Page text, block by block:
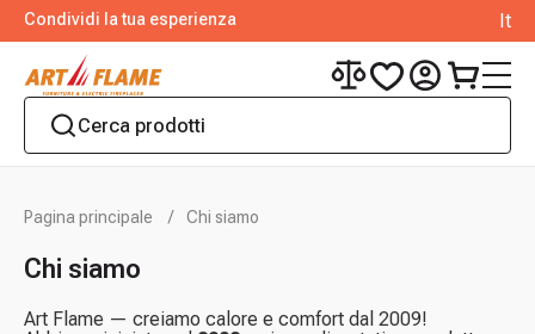
Condividi la tua esperienza It
Pagina principale Chi siamo
Chi siamo
Art Flame — creiamo calore e comfort dal 2009!